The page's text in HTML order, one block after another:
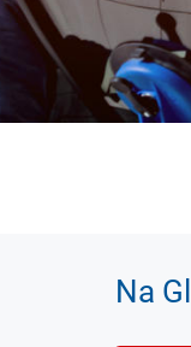
Na